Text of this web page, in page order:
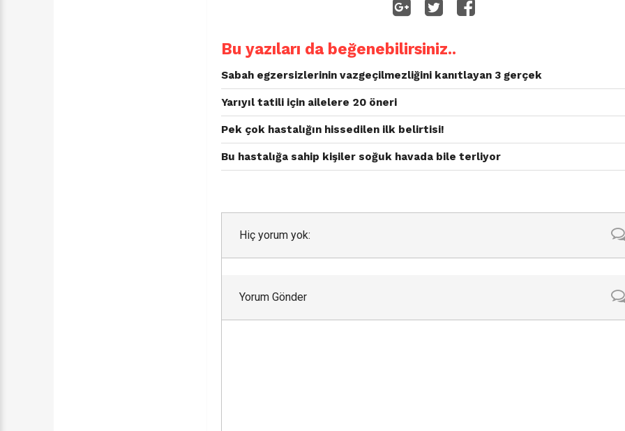
Bu yazıları da beğenebilirsiniz..
Sabah egzersizlerinin vazgeçilmezliğini kanıtlayan 3 gerçek
Yarıyıl tatili için ailelere 20 öneri
Pek çok hastalığın hissedilen ilk belirtisi!
Bu hastalığa sahip kişiler soğuk havada bile terliyor
Hiç yorum yok:
Yorum Gönder